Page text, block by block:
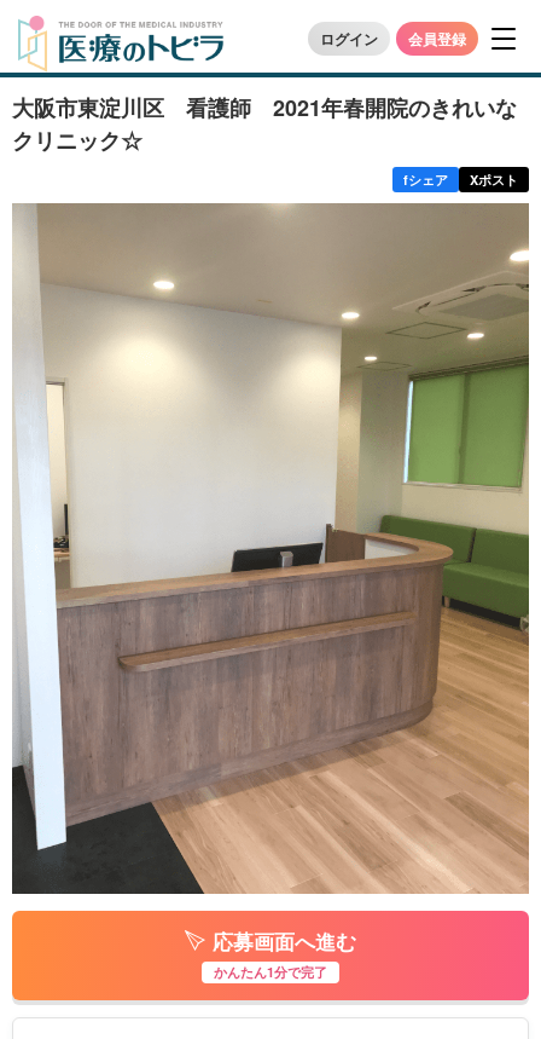
ログイン 会員登録
大阪市東淀川区 看護師 2021年春開院のきれいな
クリニック☆
fシェア Xポスト
応募画面へ進む
かんたん1分で完了